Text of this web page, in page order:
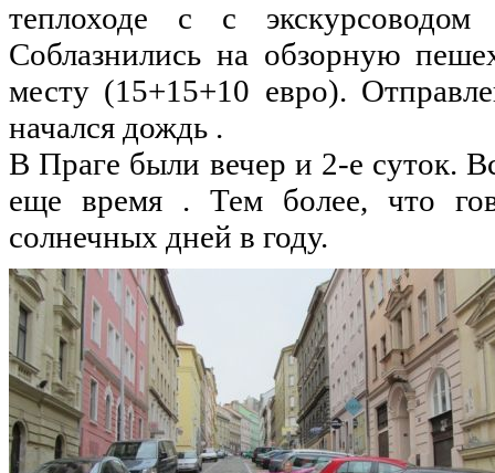
теплоходе с с
Соблазнились на обзорную
месту (15+15+10 евро).
начался дождь .
В Праге были вечер и 2-е суток.
еще время . Тем более, что
солнечных дней в году.